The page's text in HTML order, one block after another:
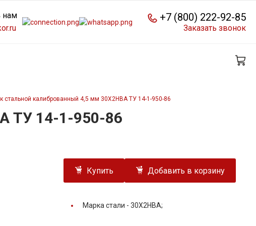
нам
+7 (800) 222-92-85
Заказать звонок
стальной калиброванный 4,5 мм 30Х2НВА ТУ 14-1-950-86
ТУ 14-1-950-86
Купить Добавить в корзину
Марка стали - 30Х2НВА;